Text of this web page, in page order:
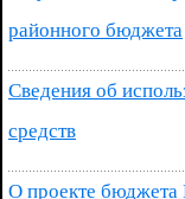
районного бюджета
Сведения об
средств
О проекте бюджета